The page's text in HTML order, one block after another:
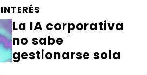
La IA corporativa
no sabe
gestionarse sola